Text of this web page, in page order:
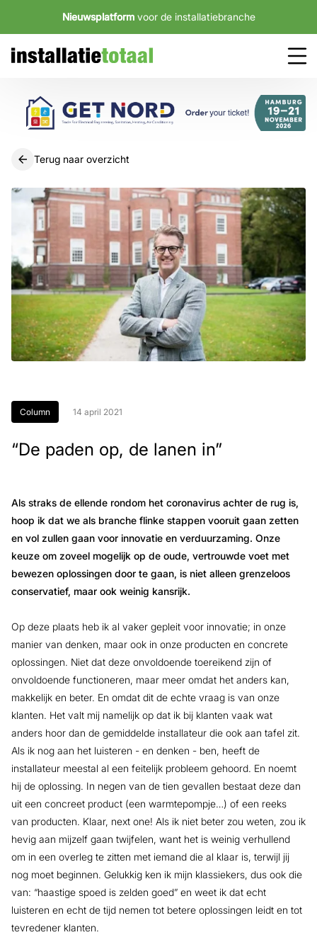
Nieuwsplatform voor de installatiebranche
Terug naar overzicht
Column 14 april 2021
“De paden op, de lanen in”
Als straks de ellende rondom het coronavirus achter de rug is,
hoop ik dat we als branche flinke stappen vooruit gaan zetten
en vol zullen gaan voor innovatie en verduurzaming. Onze
keuze om zoveel mogelijk op de oude, vertrouwde voet met
bewezen oplossingen door te gaan, is niet alleen grenzeloos
conservatief, maar ook weinig kansrijk.
Op deze plaats heb ik al vaker gepleit voor innovatie; in onze
manier van denken, maar ook in onze producten en concrete
oplossingen. Niet dat deze onvoldoende toereikend zijn of
onvoldoende functioneren, maar meer omdat het anders kan,
makkelijk en beter. En omdat dit de echte vraag is van onze
klanten. Het valt mij namelijk op dat ik bij klanten vaak wat
anders hoor dan de gemiddelde installateur die ook aan tafel zit.
Als ik nog aan het luisteren - en denken - ben, heeft de
installateur meestal al een feitelijk probleem gehoord. En noemt
hij de oplossing. In negen van de tien gevallen bestaat deze dan
uit een concreet product (een warmtepompje…) of een reeks
van producten. Klaar, next one! Als ik niet beter zou weten, zou ik
hevig aan mijzelf gaan twijfelen, want het is weinig verhullend
om in een overleg te zitten met iemand die al klaar is, terwijl jij
nog moet beginnen. Gelukkig ken ik mijn klassiekers, dus ook die
van: “haastige spoed is zelden goed” en weet ik dat echt
luisteren en echt de tijd nemen tot betere oplossingen leidt en tot
tevredener klanten.